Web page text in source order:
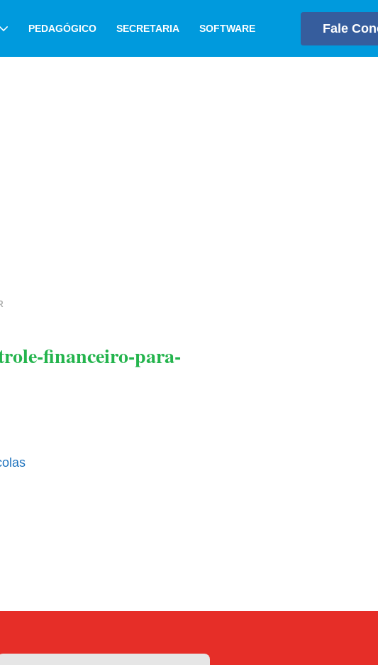
PEDAGÓGICO SECRETARIA SOFTWARE Fale
financeiro-para-